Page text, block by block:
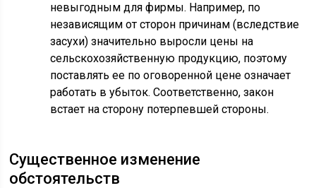
невыгодным для фирмы. Например, по
независящим от сторон причинам (вследствие
засухи) значительно выросли цены на
сельскохозяйственную продукцию, поэтому
поставлять ее по оговоренной цене означает
работать в убыток. Соответственно, закон
встает на сторону потерпевшей стороны.
Существенное изменение
обстоятельств